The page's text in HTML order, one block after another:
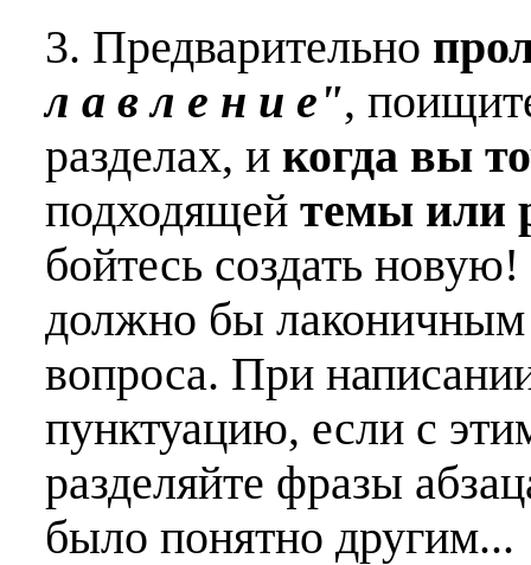
3. Предварительно
л а в л е н и е",
разделах, и когда вы
подходящей темы или
бойтесь создать
должно бы лаконичным
вопроса. При
пунктуацию, если с
разделяйте фразы
было понятно другим...